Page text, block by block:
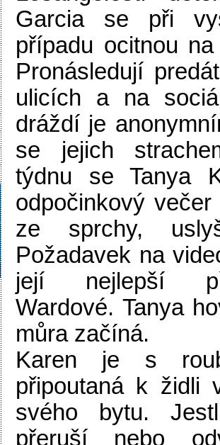
Garcia se při
případu ocitnou
Pronásledují
ulicích a na
dráždí je
se jejich
týdnu se Tanya
odpočinkový
ze sprchy,
Požadavek na
její nejlepší
Wardové. Tanya
můra začíná.
Karen je s
připoutaná k židli
svého bytu.
přeruší nebo